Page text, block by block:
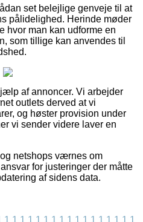
set belejlige genveje til at
pålidelighed. Herinde møder
hvor man kan udforme en
som tillige kan anvendes til
af annoncer. Vi arbejder
outlets derved at vi
og høster provision under
vi sender videre laver en
netshops værnes om
for justeringer der måtte
af sidens data.
1 1 1 1 1 1 1 1 1 1 1 1 1 1 1 1 1